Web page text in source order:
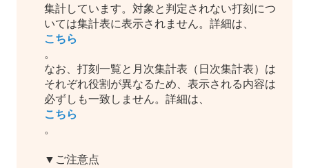
集計しています。対象と判定されない打刻につ
いては集計表に表示されません。詳細は、
こちら
。
なお、打刻一覧と月次集計表（日次集計表）は
それぞれ役割が異なるため、表示される内容は
必ずしも一致しません。詳細は、
こちら
。
▼ご注意点